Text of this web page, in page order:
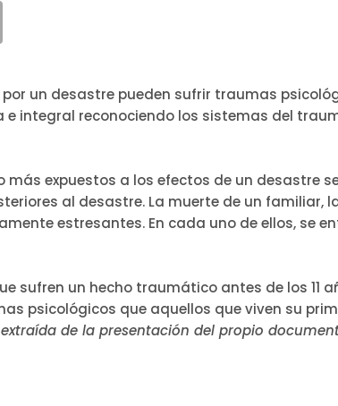
un desastre pueden sufrir traumas
integral reconociendo los sistemas del
expuestos a los efectos de un desastre
al desastre. La muerte de un familiar,
estresantes. En cada uno de ellos, se
sufren un hecho traumático antes de los 11
psicológicos que aquellos que viven su
de la presentación del propio